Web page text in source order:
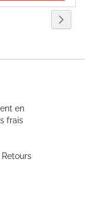
en
frais
Retours